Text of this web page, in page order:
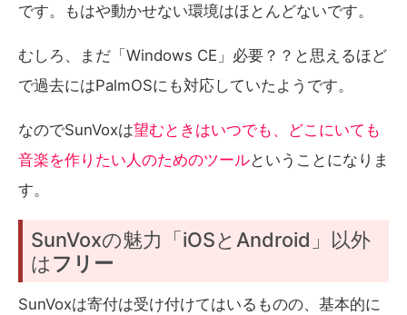
です。もはや動かせない環境はほとんどないです。
むしろ、まだ「Windows CE」必要？？と思えるほど
で過去にはPalmOSにも対応していたようです。
なのでSunVoxは望むときはいつでも、どこにいても
音楽を作りたい人のためのツールということになりま
す。
SunVoxの魅力「iOSとAndroid」以外
はフリー
SunVoxは寄付は受け付けてはいるものの、基本的に